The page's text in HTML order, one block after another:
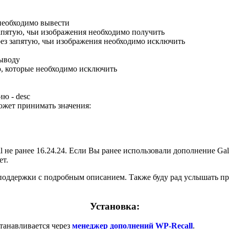
вывести
чьи изображения необходимо получить
запятую, чьи изображения необходимо исключить
которые необходимо исключить
- desc
принимать значения:
не ранее 16.24.24. Если Вы ранее использовали дополнение
с подробным описанием. Также буду рад услышать
Установка:
через менеджер дополнений WP-Recall.